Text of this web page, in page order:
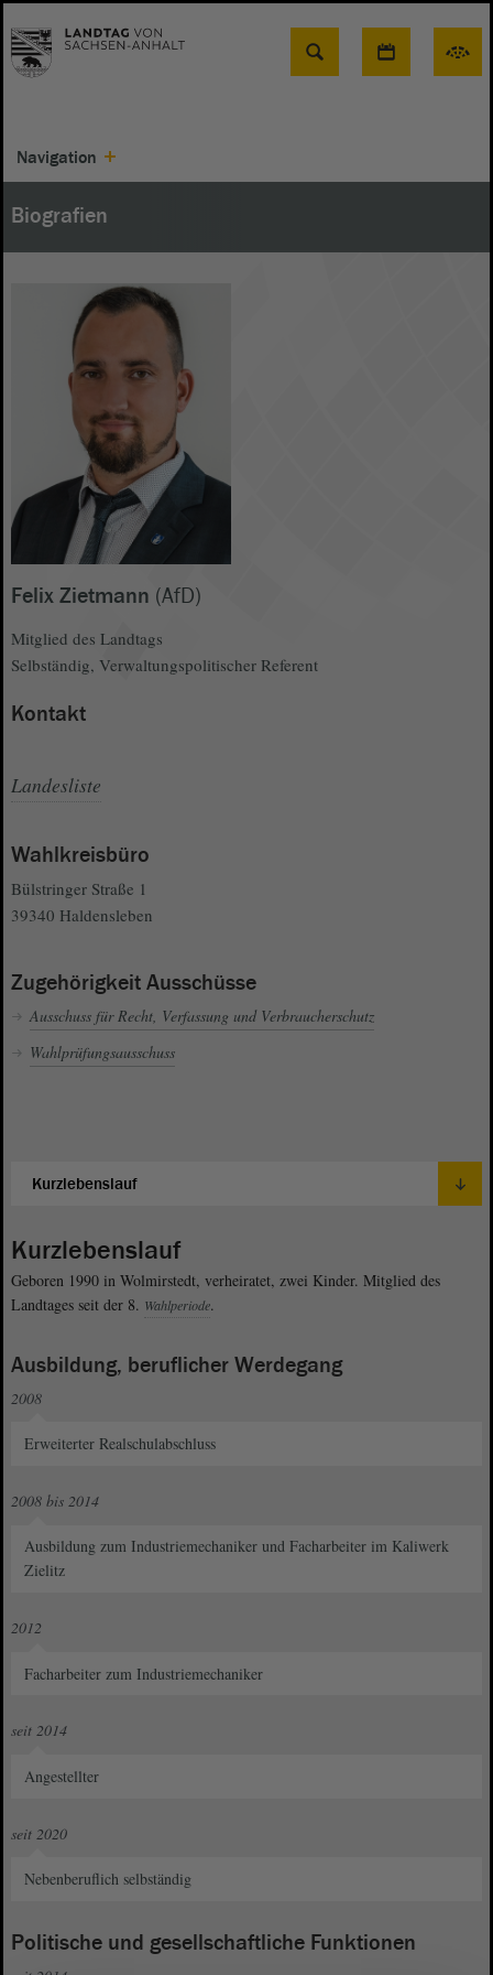
Suche
Navigation
Biografien
Felix Zietmann (AfD)
Mitglied des Landtags
Selbständig, Verwaltungspolitischer Referent
Kontakt
Landesliste
Wahlkreisbüro
Bülstringer Straße 1
39340 Haldensleben
Zugehörigkeit Ausschüsse
Ausschuss für Recht, Verfassung und Verbraucherschutz
Wahlprüfungsausschuss
Kurzlebenslauf
Geboren 1990 in Wolmirstedt, verheiratet, zwei Kinder. Mitglied des
Landtages seit der 8. Wahlperiode.
Ausbildung, beruflicher Werdegang
2008
Erweiterter Realschulabschluss
2008 bis 2014
Ausbildung zum Industriemechaniker und Facharbeiter im Kaliwerk
Zielitz
2012
Facharbeiter zum Industriemechaniker
seit 2014
Angestellter
seit 2020
Nebenberuflich selbständig
Politische und gesellschaftliche Funktionen